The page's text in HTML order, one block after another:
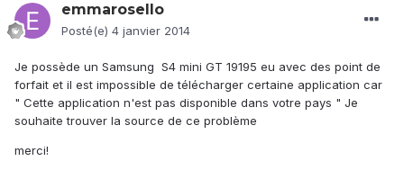
emmarosello
Posté(e) 4 janvier 2014
Je possède un Samsung S4 mini GT 19195 eu avec des point de
forfait et il est impossible de télécharger certaine application car
" Cette application n'est pas disponible dans votre pays " Je
souhaite trouver la source de ce problème
merci!